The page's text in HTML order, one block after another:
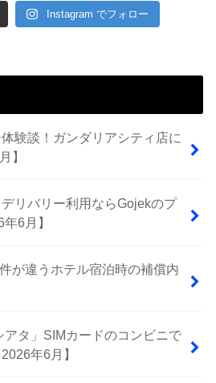
Instagram でフォロー
験談！ガンダリアシティ店に
】
リバリー利用ならGojekのプ
6月】
が違うホテル宿泊時の補償内
タ」SIMカードのコンビニで
年6月】